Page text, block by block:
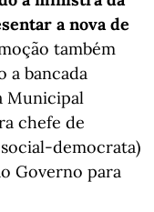
a nova de
também
a bancada
Municipal
chefe de
democrata)
Governo para